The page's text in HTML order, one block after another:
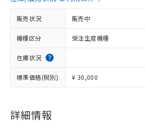
販売状況 販売中
機種区分 受注生産機種
在庫状況
標準価格(税別) ¥ 30,000
詳細情報